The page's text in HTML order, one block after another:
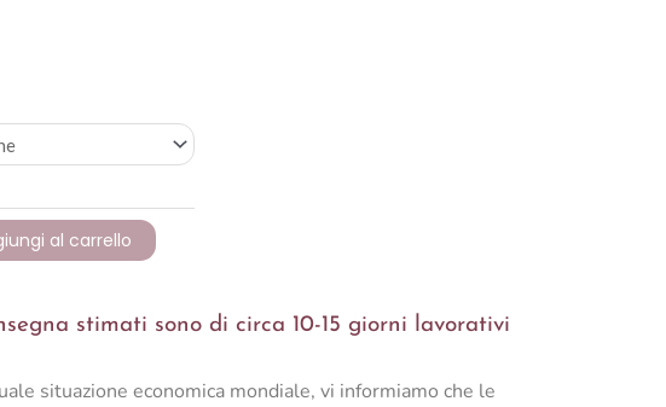
al carrello
stimati sono di circa 10-15 giorni lavorativi
situazione economica mondiale, vi informiamo che le